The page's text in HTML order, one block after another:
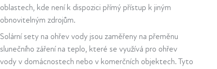
oblastech, kde není k dispozici přímý přístup k jiným
obnovitelným zdrojům.
Solární sety na ohřev vody jsou zaměřeny na přeměnu
slunečního záření na teplo, které se využívá pro ohřev
vody v domácnostech nebo v komerčních objektech. Tyto